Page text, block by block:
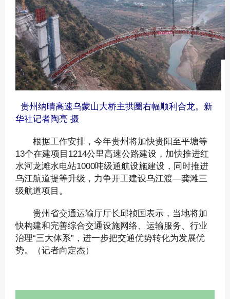
贵州纳晴高速乌蒙山大桥主拱圈右幅顺利合龙。新
华社记者陶亮 摄
根据工作安排，今年贵州将加快贵阳至平塘等
13个在建项目1214公里高速公路建设，加快推进红
水河龙滩水电站1000吨级通航设施建设，同时推进
乌江航道提等升级，力争开工建设乌江渡—龚滩三
级航道项目。
贵州省交通运输厅厅长邱祯国表示，当地将加
快构建和完善综合交通设施网络、运输服务、行业
治理“三大体系”，进一步把交通优势转化为发展优
势。（记者向定杰）